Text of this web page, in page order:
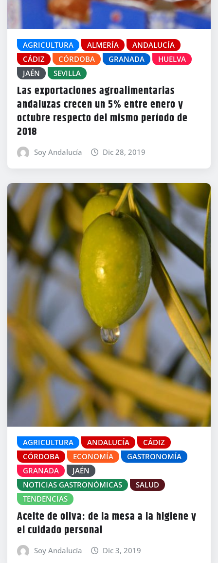
AGRICULTURA ALMERÍA
ANDALUCÍA
CÁDIZ
CÓRDOBA GRANADA
HUELVA
JAÉN
SEVILLA
Las exportaciones agroalimentarias
andaluzas crecen un 5% entre enero y
octubre respecto del mismo período de
2018
Soy Andalucía Dic 28, 2019
AGRICULTURA ANDALUCÍA
CÁDIZ
CÓRDOBA
ECONOMÍA
GASTRONOMÍA
GRANADA
JAÉN
NOTICIAS GASTRONÓMICAS
SALUD
TENDENCIAS
Aceite de oliva: de la mesa a la higiene y
el cuidado personal
Soy Andalucía Dic 3, 2019